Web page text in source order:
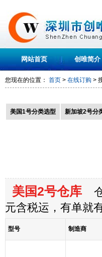
网站首页 创唯简介
您现在的位置： 首页 > 在线订购 >
美国1号分类选型 新加坡2号分
美国2号仓库 仓
元含税运，有单就
型号 制造商